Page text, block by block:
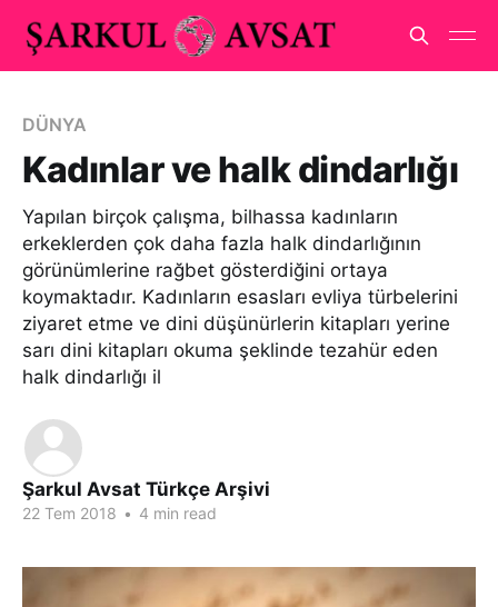
DÜNYA
Kadınlar ve halk dindarlığı
Yapılan birçok çalışma, bilhassa kadınların
erkeklerden çok daha fazla halk dindarlığının
görünümlerine rağbet gösterdiğini ortaya
koymaktadır. Kadınların esasları evliya türbelerini
ziyaret etme ve dini düşünürlerin kitapları yerine
sarı dini kitapları okuma şeklinde tezahür eden
halk dindarlığı il
Şarkul Avsat Türkçe Arşivi
22 Tem 2018 • 4 min read